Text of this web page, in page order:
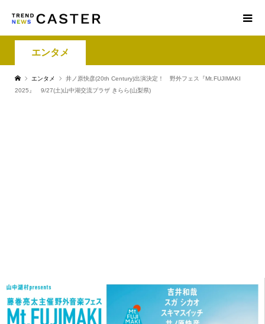
エンタメ
エンタメ
井ノ原快彦(20th Century)出演決定！ 野外フェス『Mt.FUJIMAKI
2025』 9/27(土)山中湖交流プラザ きらら(山梨県)